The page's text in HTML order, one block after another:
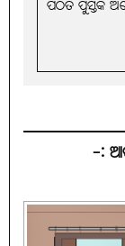
ପଠିତ ପୁସ୍ତକ
-: